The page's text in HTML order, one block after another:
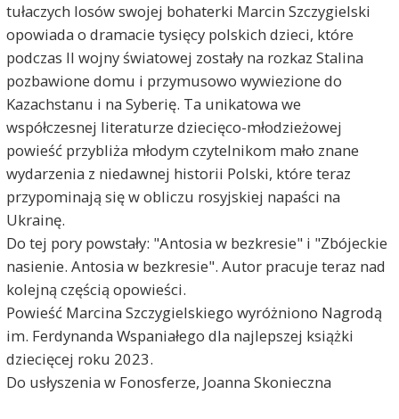
tułaczych losów swojej bohaterki Marcin Szczygielski
opowiada o dramacie tysięcy polskich dzieci, które
podczas II wojny światowej zostały na rozkaz Stalina
pozbawione domu i przymusowo wywiezione do
Kazachstanu i na Syberię. Ta unikatowa we
współczesnej literaturze dziecięco-młodzieżowej
powieść przybliża młodym czytelnikom mało znane
wydarzenia z niedawnej historii Polski, które teraz
przypominają się w obliczu rosyjskiej napaści na
Ukrainę.
Do tej pory powstały: "Antosia w bezkresie" i "Zbójeckie
nasienie. Antosia w bezkresie". Autor pracuje teraz nad
kolejną częścią opowieści.
Powieść Marcina Szczygielskiego wyróżniono Nagrodą
im. Ferdynanda Wspaniałego dla najlepszej książki
dziecięcej roku 2023.
Do usłyszenia w Fonosferze, Joanna Skonieczna